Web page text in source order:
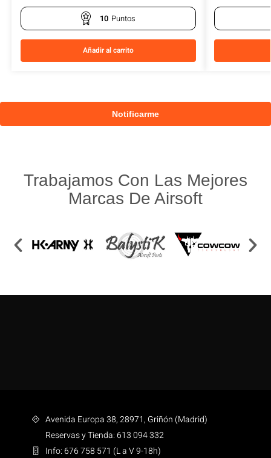
10 Puntos
Añadir al carrito
Trabajamos Con Las Mejores
Marcas De Airsoft
Avenida Europa 38, 28971, Griñón (Madrid)
Reservas y Tienda: 613 094 332
Info: 676 758 571 (L a V 9-18h)